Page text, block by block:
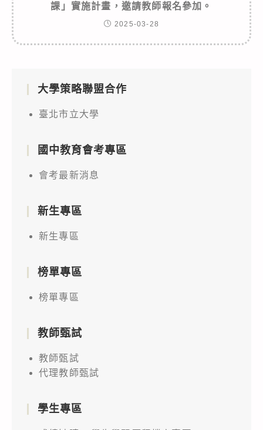
課」實施計畫，邀請教師報名參加。
2025-03-28
大學策略聯盟合作
臺北市立大學
國中教育會考專區
會考最新消息
新生專區
新生專區
榜單專區
榜單專區
教師甄試
教師甄試
代理教師甄試
學生專區